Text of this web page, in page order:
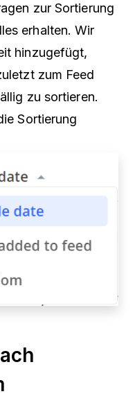
zur Sortierung
erhalten. Wir
hinzugefügt,
zum Feed
zu sortieren.
Sortierung